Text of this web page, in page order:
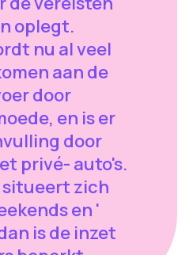
oplegt.
nu al veel
aan de
door
en is er
door
privé- auto's.
zich
en '
is de inzet